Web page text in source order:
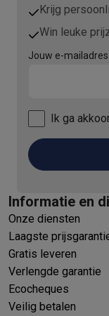
Krijg
Win leuke
Jouw e-mailadres
Ik ga
Informatie en
Onze diensten
Laagste
Gratis leveren
Verlengde garantie
Ecocheques
Veilig betalen